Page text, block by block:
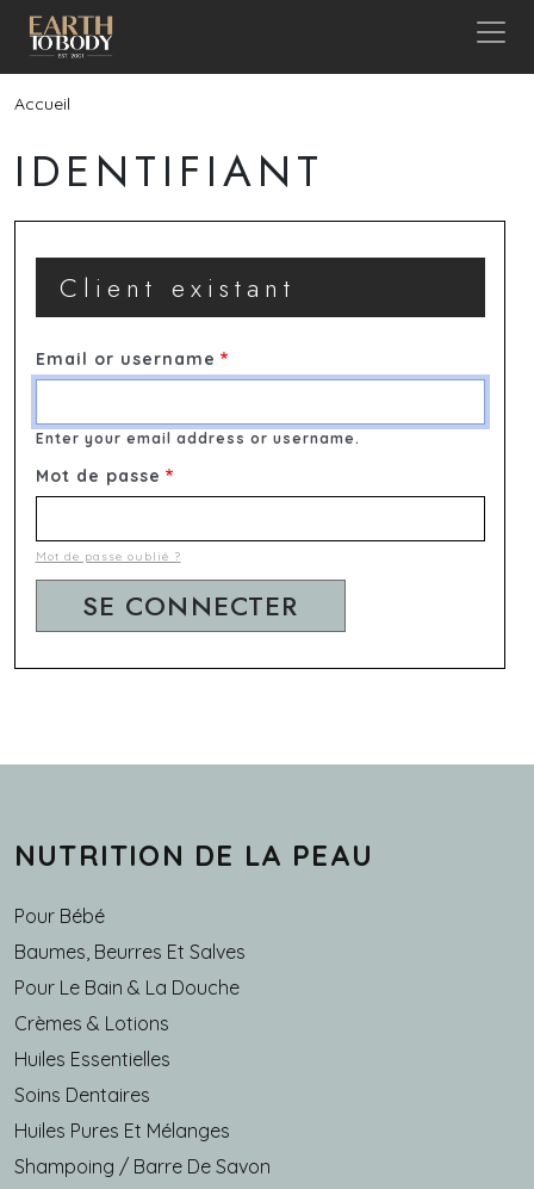
Aller au contenu principal
Fil d'Ariane
Accueil
IDENTIFIANT
Client existant
Email or username
Enter your email address or username.
Mot de passe
Mot de passe oublié ?
NUTRITION DE LA PEAU
Pour Bébé
Baumes, Beurres Et Salves
Pour Le Bain & La Douche
Crèmes & Lotions
Huiles Essentielles
Soins Dentaires
Huiles Pures Et Mélanges
Shampoing / Barre De Savon